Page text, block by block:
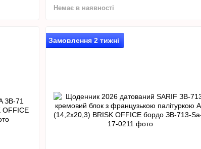
Немає в наявності
Замовлення 2 тижні